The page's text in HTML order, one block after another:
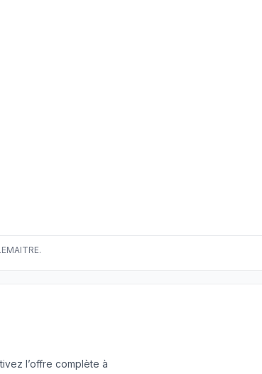
l’offre complète à